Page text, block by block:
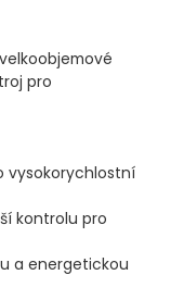
pro
vysokorychlostní
kontrolu pro
a energetickou